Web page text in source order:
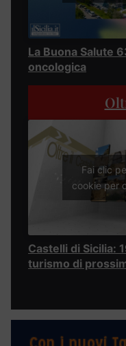
La Buona Salute
oncologica
Fai clic
cookie per
Castelli di Sicilia:
turismo di